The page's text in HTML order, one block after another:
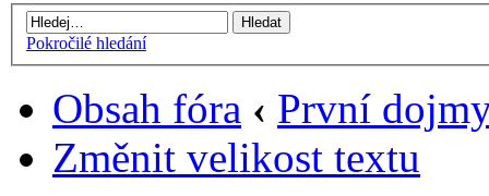
Pokročilé hledání
Obsah fóra ‹ První
Změnit velikost textu